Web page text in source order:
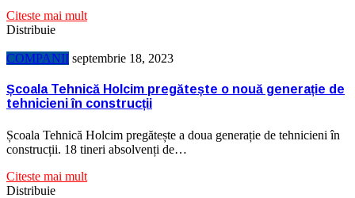
Citeste mai mult
Distribuie
COMPANII septembrie 18, 2023
Școala Tehnică Holcim pregătește o nouă generație de
tehnicieni în construcții
Școala Tehnică Holcim pregătește a doua generație de tehnicieni în
construcții. 18 tineri absolvenți de…
Citeste mai mult
Distribuie